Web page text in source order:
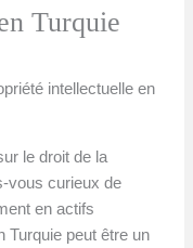
Turquie
intellectuelle en
le droit de la
vous curieux de
en actifs
Turquie peut être un